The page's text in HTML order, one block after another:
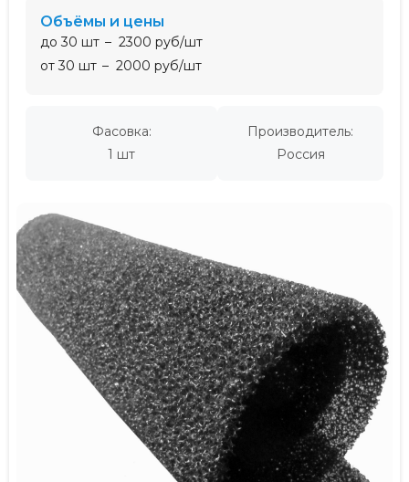
Фасовка:
1 шт
Производитель:
Россия
Объёмы и цены
до 30 шт
2300 руб/шт
от 30 шт
2000 руб/шт